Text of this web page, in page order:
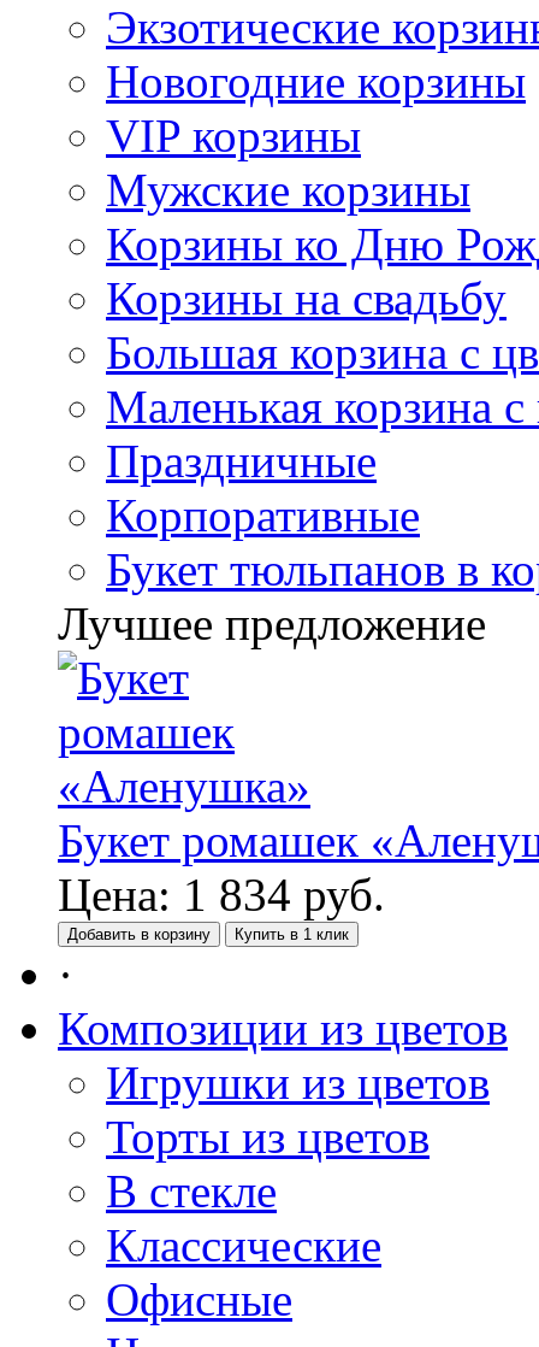
Экзотические
Новогодние корзины
VIP корзины
Мужские корзины
Корзины ко Дню
Корзины на свадьбу
Большая корзина с
Маленькая корзина
Праздничные
Корпоративные
Букет тюльпанов в
Лучшее предложение
Букет ромашек
Цена: 1 834 руб.
Добавить в корзину Купить в 1 клик
·
Композиции из цветов
Игрушки из цветов
Торты из цветов
В стекле
Классические
Офисные